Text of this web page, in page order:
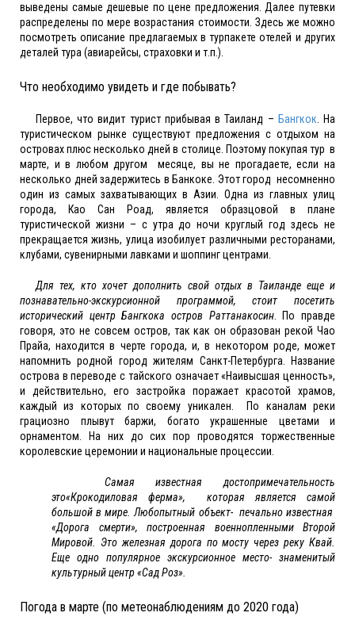
выведены самые дешевые по цене предложения. Далее путевки
распределены по мере возрастания стоимости. Здесь же можно
посмотреть описание предлагаемых в турпакете отелей и других
деталей тура (авиарейсы, страховки и т.п.).
Что необходимо увидеть и где побывать?
Первое, что видит турист прибывая в Таиланд – Бангкок . На
туристическом рынке существуют предложения с отдыхом на
островах плюс несколько дней в столице. Поэтому покупая тур в
марте, и в любом другом месяце, вы не прогадаете, если на
несколько дней задержитесь в Банкоке. Этот город несомненно
один из самых захватывающих в Азии. Одна из главных улиц
города, Као Сан Роад, является образцовой в плане
туристической жизни – с утра до ночи круглый год здесь не
прекращается жизнь, улица изобилует различными ресторанами,
клубами, сувенирными лавками и шоппинг центрами.
Для тех, кто хочет дополнить свой отдых в Таиланде еще и
познавательно-экскурсионной программой, стоит посетить
исторический центр Бангкока остров Раттанакосин. По правде
говоря, это не совсем остров, так как он образован рекой Чао
Прайа, находится в черте города, и, в некотором роде, может
напомнить родной город жителям Санкт-Петербурга. Название
острова в переводе с тайского означает «Наивысшая ценность»,
и действительно, его застройка поражает красотой храмов,
каждый из которых по своему уникален. По каналам реки
грациозно плывут баржи, богато украшенные цветами и
орнаментом. На них до сих пор проводятся торжественные
королевские церемонии и национальные процессии.
Самая известная достопримечательность
это«Крокодиловая ферма», которая является самой
большой в мире. Любопытный объект- печально известная
«Дорога смерти», построенная военнопленными Второй
Мировой. Это железная дорога по мосту через реку Квай.
Еще одно популярное экскурсионное место- знаменитый
культурный центр «Сад Роз».
Погода в марте (по метеонаблюдениям до 2020 года)